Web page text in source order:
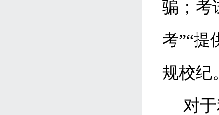
骗；考
考”“提
规校纪
对